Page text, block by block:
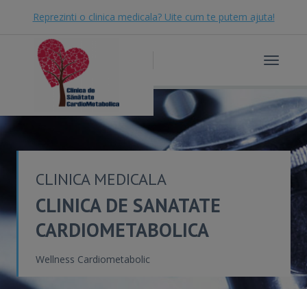
Reprezinti o clinica medicala? Uite cum te putem ajuta!
Toggle
CLINICA MEDICALA
CLINICA DE SANATATE
CARDIOMETABOLICA
Wellness Cardiometabolic